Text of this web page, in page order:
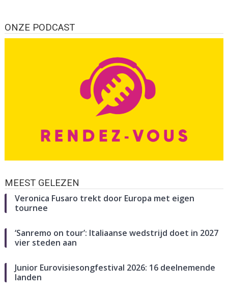
ONZE PODCAST
MEEST GELEZEN
Veronica Fusaro trekt door Europa met eigen
tournee
‘Sanremo on tour’: Italiaanse wedstrijd doet in 2027
vier steden aan
Junior Eurovisiesongfestival 2026: 16 deelnemende
landen